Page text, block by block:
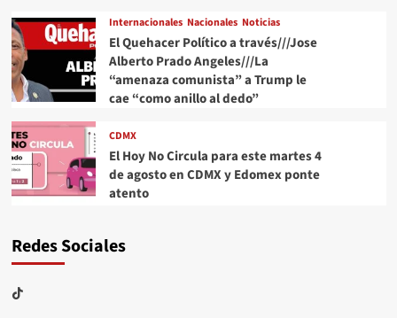
Internacionales Nacionales Noticias
El Quehacer Político a través///Jose
Alberto Prado Angeles///La
“amenaza comunista” a Trump le
cae “como anillo al dedo”
CDMX
El Hoy No Circula para este martes 4
de agosto en CDMX y Edomex ponte
atento
Redes Sociales
TikTok